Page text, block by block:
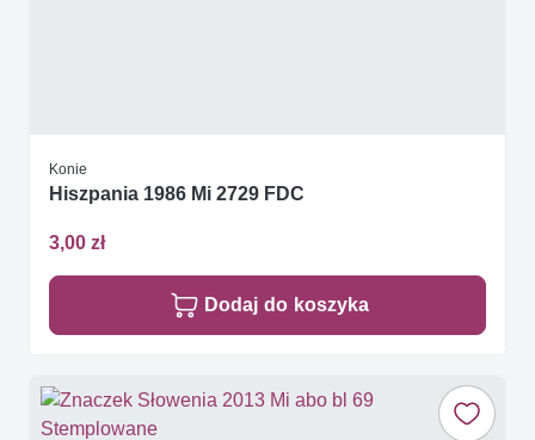
Konie
Hiszpania 1986 Mi 2729 FDC
3,00 zł
Dodaj do koszyka